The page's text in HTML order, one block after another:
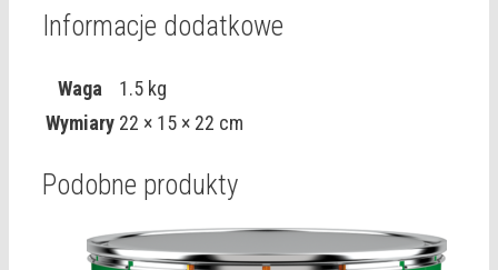
Informacje dodatkowe
Waga
1.5 kg
Wymiary 22 × 15 × 22 cm
Podobne produkty